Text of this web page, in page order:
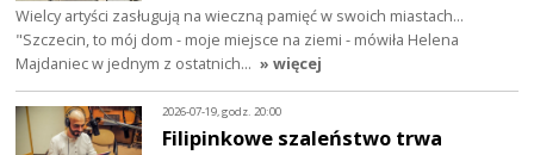
Wielcy artyści zasługują na wieczną pamięć w swoich miastach...
"Szczecin, to mój dom - moje miejsce na ziemi - mówiła Helena
Majdaniec w jednym z ostatnich… » więcej
2026-07-19, godz. 20:00
Filipinkowe szaleństwo trwa